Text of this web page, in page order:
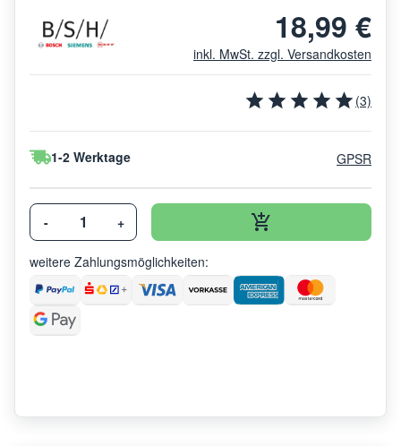
18,99 €
inkl. MwSt. zzgl. Versandkosten
(3)
1-2 Werktage GPSR
- +
weitere Zahlungsmöglichkeiten: